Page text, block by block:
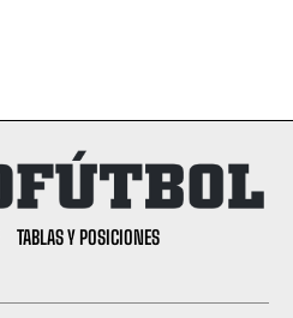
TABLAS Y POSICIONES